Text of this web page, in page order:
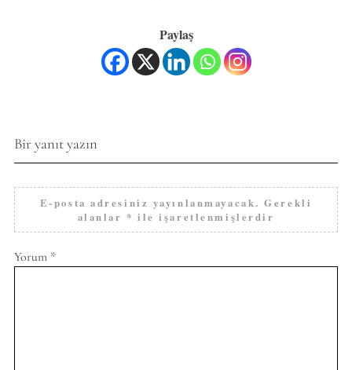
Paylaş
Bir yanıt yazın
E-posta adresiniz yayınlanmayacak. Gerekli
alanlar * ile işaretlenmişlerdir
Yorum *